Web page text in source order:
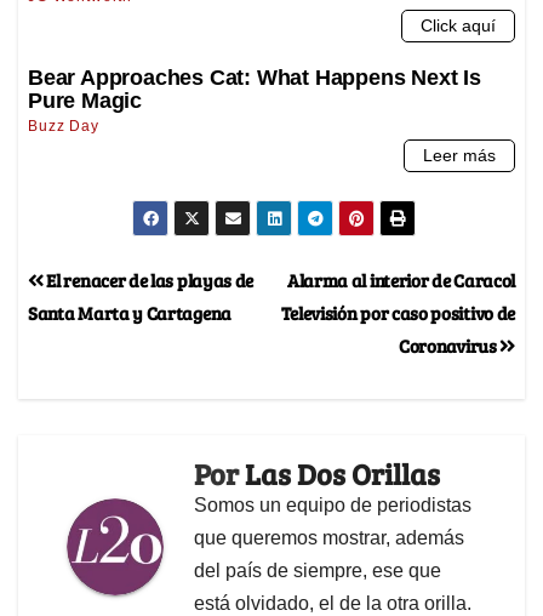
Alarma al interior de Caracol
Televisión por caso positivo de
Coronavirus
El renacer de las playas de
Santa Marta y Cartagena
PorLas Dos Orillas
Somos un equipo de periodistas
que queremos mostrar, además
del país de siempre, ese que
está olvidado, el de la otra orilla.